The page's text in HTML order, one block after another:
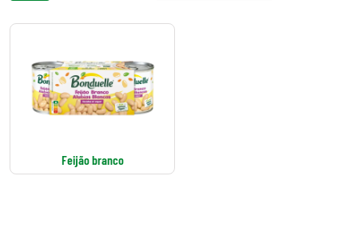
Feijão branco